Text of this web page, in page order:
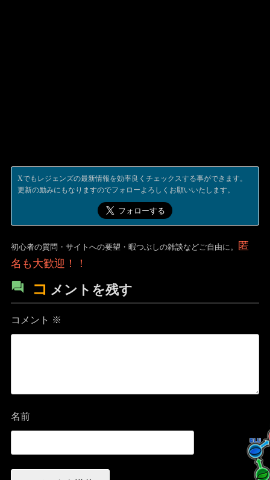
Xでもレジェンズの最新情報を効率良くチェックスする事ができます。
更新の励みにもなりますのでフォローよろしくお願いいたします。
初心者の質問・サイトへの要望・暇つぶしの雑談などご自由に。
匿
名も大歓迎！！
コ メントを残す
コメント ※
名前